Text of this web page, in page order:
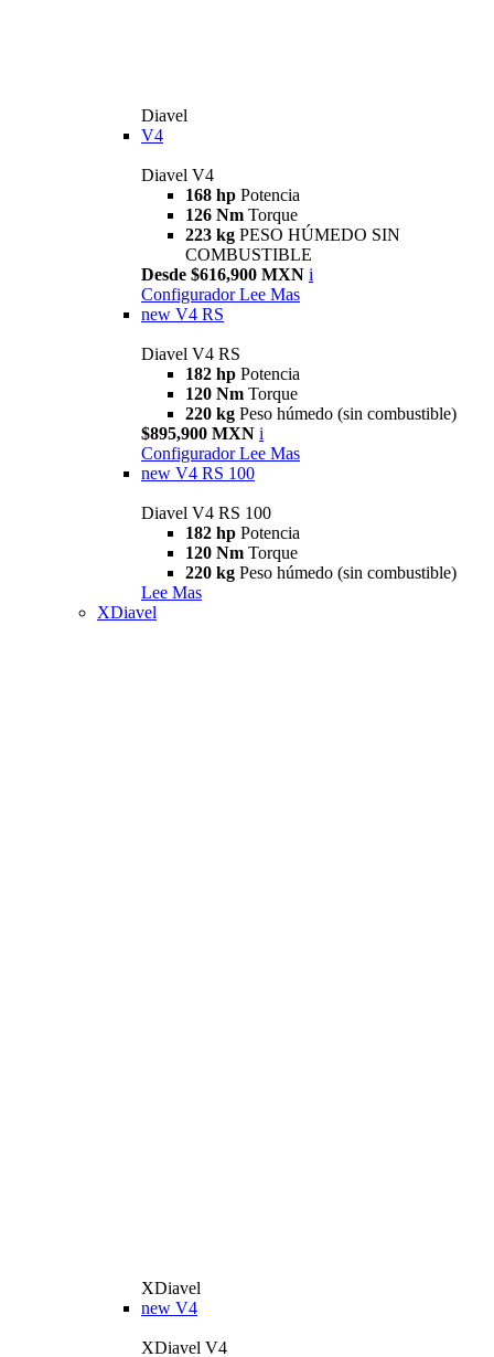
Diavel
V4
Diavel V4
168 hp Potencia
126 Nm Torque
223 kg PESO HÚMEDO SIN
COMBUSTIBLE
Desde $616,900 MXN i
Configurador Lee Mas
new V4 RS
Diavel V4 RS
182 hp Potencia
120 Nm Torque
220 kg Peso húmedo (sin combustible)
$895,900 MXN i
Configurador Lee Mas
new V4 RS 100
Diavel V4 RS 100
182 hp Potencia
120 Nm Torque
220 kg Peso húmedo (sin combustible)
Lee Mas
XDiavel
XDiavel
new V4
XDiavel V4